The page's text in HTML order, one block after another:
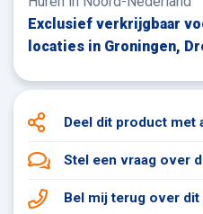
Exclusief verkrijgbaar
locaties in Groningen,
Deel dit product met
Stel een vraag over
Bel mij terug over